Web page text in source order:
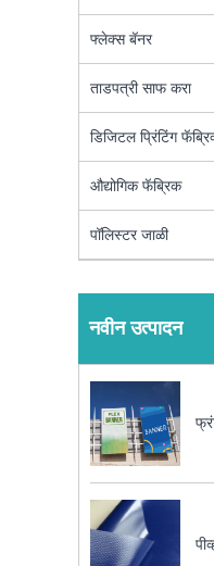
फ्लेक्स बॅनर
ताडपत्री साफ करा
डिजिटल प्रिंटिंग
औद्योगिक फॅब्रिक
पॉलिस्टर जाळी
नवीन उत्पादन